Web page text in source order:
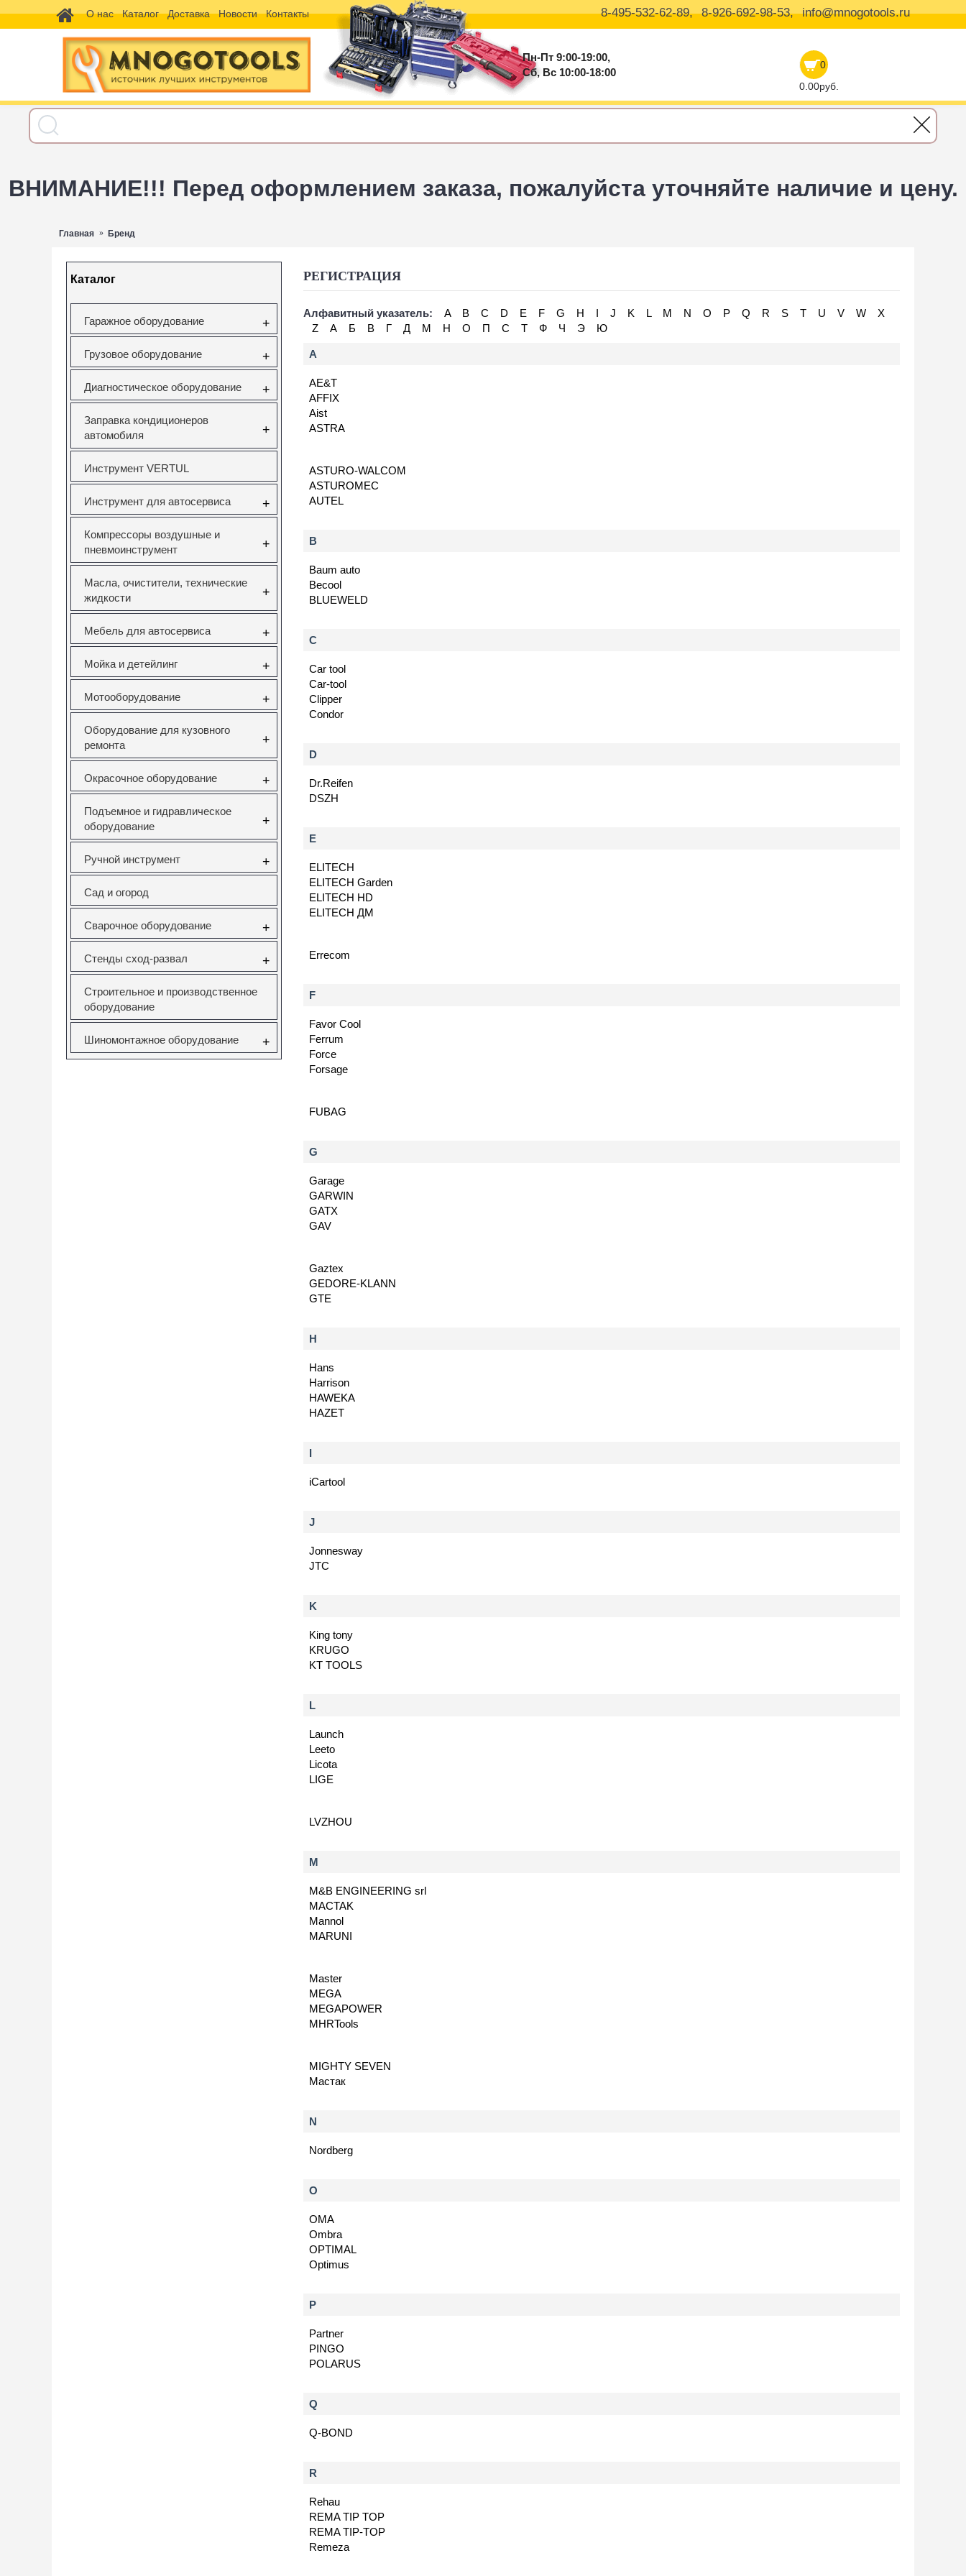
О нас Каталог Доставка Новости Контакты 8-495-532-62-89, 8-926-692-98-53, info@mnogotools.ru
Пн-Пт 9:00-19:00,
Сб, Вс 10:00-18:00
0
0.00руб.
ВНИМАНИЕ!!! Перед оформлением заказа, пожалуйста уточняйте наличие и цену.
Главная Бренд
Каталог
Гаражное оборудование +
Грузовое оборудование +
Диагностическое оборудование +
Заправка кондиционеров
автомобиля
+
Инструмент VERTUL
Инструмент для автосервиса +
Компрессоры воздушные и
пневмоинструмент
+
Масла, очистители, технические
жидкости
+
Мебель для автосервиса +
Мойка и детейлинг +
Мотооборудование +
Оборудование для кузовного
ремонта
+
Окрасочное оборудование +
Подъемное и гидравлическое
оборудование
+
Ручной инструмент +
Сад и огород
Сварочное оборудование +
Стенды сход-развал +
Строительное и производственное
оборудование
Шиномонтажное оборудование +
РЕГИСТРАЦИЯ
Алфавитный указатель: A B C D E F G H I J K L M N O P Q R S T U V W
X
Z
А Б В Г Д М Н О П С Т Ф Ч Э Ю
A
AE&T
AFFIX
Aist
ASTRA
ASTURO-WALCOM
ASTUROMEC
AUTEL
B
Baum auto
Becool
BLUEWELD
C
Car tool
Car-tool
Clipper
Condor
D
Dr.Reifen
DSZH
E
ELITECH
ELITECH Garden
ELITECH HD
ELITECH ДМ
Errecom
F
Favor Cool
Ferrum
Force
Forsage
FUBAG
G
Garage
GARWIN
GATX
GAV
Gaztex
GEDORE-KLANN
GTE
H
Hans
Harrison
HAWEKA
HAZET
I
iCartool
J
Jonnesway
JTC
K
King tony
KRUGO
KT TOOLS
L
Launch
Leeto
Licota
LIGE
LVZHOU
M
M&B ENGINEERING srl
MACTAK
Mannol
MARUNI
Master
MEGA
MEGAPOWER
MHRTools
MIGHTY SEVEN
Mастак
N
Nordberg
O
OMA
Ombra
OPTIMAL
Optimus
P
Partner
PINGO
POLARUS
Q
Q-BOND
R
Rehau
REMA TIP TOP
REMA TIP-TOP
Remeza